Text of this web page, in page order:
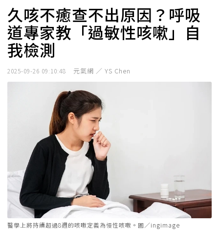
久咳不癒查不出原因？呼吸
道專家教「過敏性咳嗽」自
我檢測
2025-09-26 09:10:48 元氣網 ／ YS Chen
醫學上將持續超過8週的咳嗽定義為慢性咳嗽。圖／ingimage